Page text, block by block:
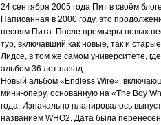
24 сентября 2005 года Пит в своём
Написанная в 2000 году, это
песням Пита. После премьеры новых
тур, включавший как новые, так и
Лидсе, в том же самом университете,
альбом 36 лет назад.
Новый альбом «Endless Wire»,
мини-оперу, основанную на «The Boy
года. Изначально планировалось
названием WHO2. Дата была